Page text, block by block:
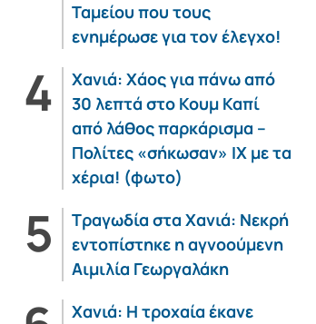
Ταμείου που τους
ενημέρωσε για τον έλεγχο!
Χανιά: Χάος για πάνω από
30 λεπτά στο Κουμ Καπί
από λάθος παρκάρισμα –
Πολίτες «σήκωσαν» ΙΧ με τα
χέρια! (φωτο)
Τραγωδία στα Χανιά: Νεκρή
εντοπίστηκε η αγνοούμενη
Αιμιλία Γεωργαλάκη
Χανιά: Η τροχαία έκανε